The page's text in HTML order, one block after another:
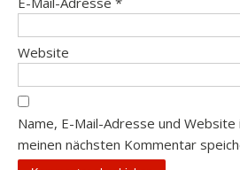
Website
Name, E-Mail-Adresse und
meinen nächsten Kommentar